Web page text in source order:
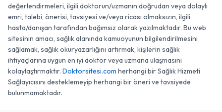
değerlendirmeleri, ilgili doktorun/uzmanın doğrudan veya dolaylı
emri, talebi, önerisi, tavsiyesi ve/veya ricası olmaksızın, ilgili
hasta/danışan tarafından bağımsız olarak yazılmaktadır. Bu web
sitesinin amacı, sağlık alanında kamuoyunun bilgilendirilmesini
sağlamak, sağlık okuryazarlığını artırmak, kişilerin sağlık
ihtiyaçlarına uygun en iyi doktor veya uzmana ulaşmasını
kolaylaştırmaktır. Doktorsitesi.com herhangi bir Sağlık Hizmeti
Sağlayıcısını desteklemeyip herhangi bir öneri ve tavsiyede
bulunmamaktadır.